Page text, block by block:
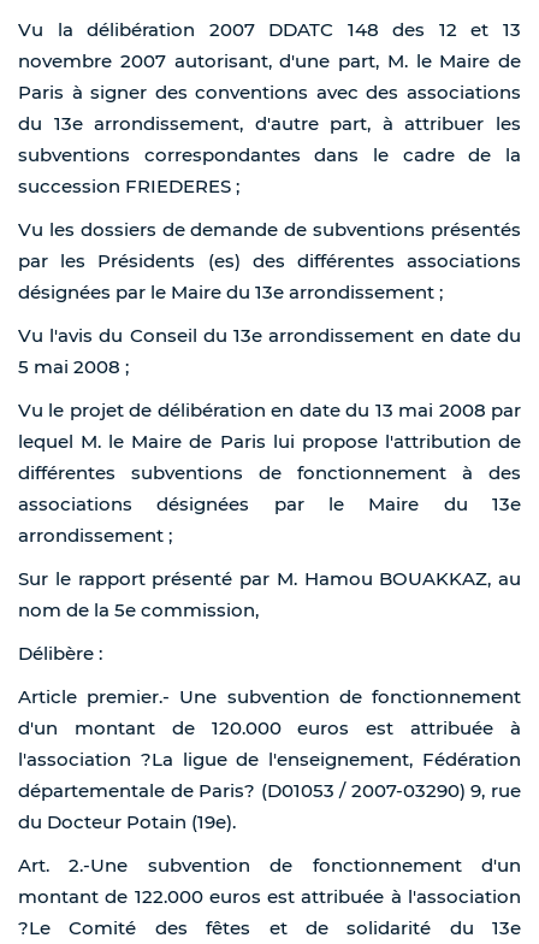
Vu la délibération 2007 DDATC 148 des 12 et 13
novembre 2007 autorisant, d'une part, M. le Maire de
Paris à signer des conventions avec des associations
du 13e arrondissement, d'autre part, à attribuer les
subventions correspondantes dans le cadre de la
succession FRIEDERES ;
Vu les dossiers de demande de subventions présentés
par les Présidents (es) des différentes associations
désignées par le Maire du 13e arrondissement ;
Vu l'avis du Conseil du 13e arrondissement en date du
5 mai 2008 ;
Vu le projet de délibération en date du 13 mai 2008 par
lequel M. le Maire de Paris lui propose l'attribution de
différentes subventions de fonctionnement à des
associations désignées par le Maire du 13e
arrondissement ;
Sur le rapport présenté par M. Hamou BOUAKKAZ, au
nom de la 5e commission,
Délibère :
Article premier.- Une subvention de fonctionnement
d'un montant de 120.000 euros est attribuée à
l'association ?La ligue de l'enseignement, Fédération
départementale de Paris? (D01053 / 2007-03290) 9, rue
du Docteur Potain (19e).
Art. 2.-Une subvention de fonctionnement d'un
montant de 122.000 euros est attribuée à l'association
?Le Comité des fêtes et de solidarité du 13e